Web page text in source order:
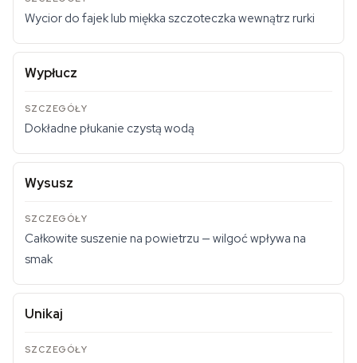
Wycior do fajek lub miękka szczoteczka wewnątrz rurki
Wypłucz
Dokładne płukanie czystą wodą
Wysusz
Całkowite suszenie na powietrzu — wilgoć wpływa na
smak
Unikaj